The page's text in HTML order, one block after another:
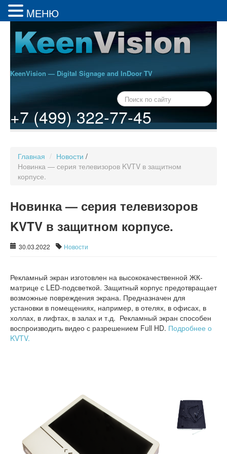
KeenVision — Digital Signage and InDoor TV
+7 (499) 322-77-45
Главная / Новости /
Новинка — серия телевизоров KVTV в защитном
корпусе.
Новинка — серия телевизоров
KVTV в защитном корпусе.
30.03.2022 Новости
Рекламный экран изготовлен на высококачественной ЖК-
матрице с LED-подсветкой. Защитный корпус предотвращает
возможные повреждения экрана. Предназначен для
установки в помещениях, например, в отелях, в офисах, в
холлах, в лифтах, в залах и т.д. Рекламный экран способен
воспроизводить видео с разрешением Full HD. Подробнее о
KVTV.
MЕНЮ